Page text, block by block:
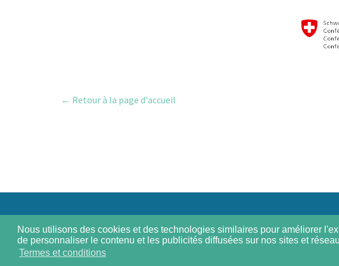
Nous utilisons des cookies et des technologies similaires pour améliorer
de personnaliser le contenu et les publicités diffusées sur nos sites et
Termes et conditions
← Retour à la page d'accueil